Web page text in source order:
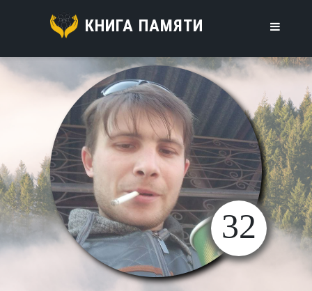
КНИГА ПАМЯТИ
32